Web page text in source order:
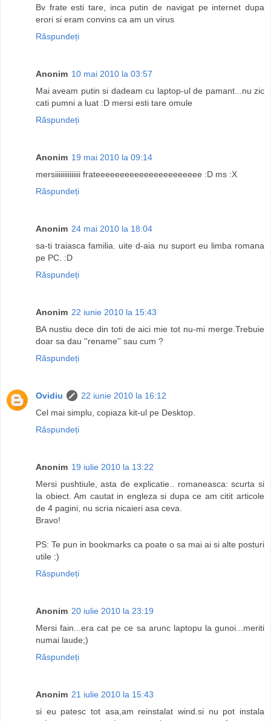
Bv frate esti tare, inca putin de navigat pe internet dupa
erori si eram convins ca am un virus
Răspundeți
Anonim 10 mai 2010 la 03:57
Mai aveam putin si dadeam cu laptop-ul de pamant...nu zic
cati pumni a luat :D mersi esti tare omule
Răspundeți
Anonim 19 mai 2010 la 09:14
mersiiiiiiiiiiiiii frateeeeeeeeeeeeeeeeeeeeee :D ms :X
Răspundeți
Anonim 24 mai 2010 la 18:04
sa-ti traiasca familia. uite d-aia nu suport eu limba romana
pe PC. :D
Răspundeți
Anonim 22 iunie 2010 la 15:43
BA nustiu dece din toti de aici mie tot nu-mi merge.Trebuie
doar sa dau ''rename'' sau cum ?
Răspundeți
Ovidiu
22 iunie 2010 la 16:12
Cel mai simplu, copiaza kit-ul pe Desktop.
Răspundeți
Anonim 19 iulie 2010 la 13:22
Mersi pushtiule, asta de explicatie.. romaneasca: scurta si
la obiect. Am cautat in engleza si dupa ce am citit articole
de 4 pagini, nu scria nicaieri asa ceva.
Bravo!
PS: Te pun in bookmarks ca poate o sa mai ai si alte posturi
utile :)
Răspundeți
Anonim 20 iulie 2010 la 23:19
Mersi fain...era cat pe ce sa arunc laptopu la gunoi...meriti
numai laude;)
Răspundeți
Anonim 21 iulie 2010 la 15:43
si eu patesc tot asa,am reinstalat wind.si nu pot instala